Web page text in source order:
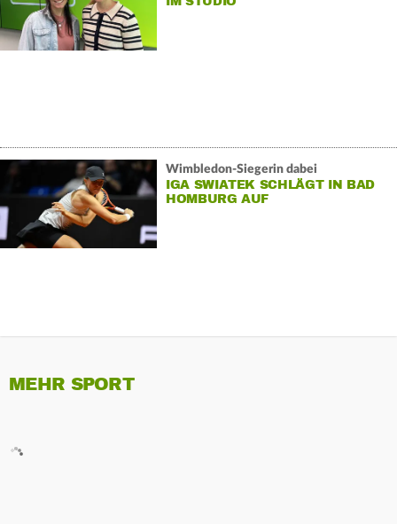
Wimbledon-Siegerin dabei
IGA SWIATEK SCHLÄGT IN BAD
HOMBURG AUF
MEHR SPORT